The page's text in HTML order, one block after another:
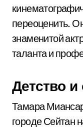
переоценить.
знаменитой
таланта и
Детство и
Тамара
городе Сейтан